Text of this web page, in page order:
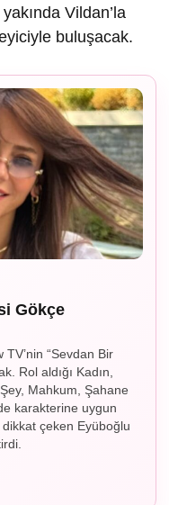
Vildan’la
buluşacak.
Gökçe
“Sevdan Bir
Rol aldığı Kadın,
Mahkum, Şahane
karakterine uygun
çeken Eyüboğlu